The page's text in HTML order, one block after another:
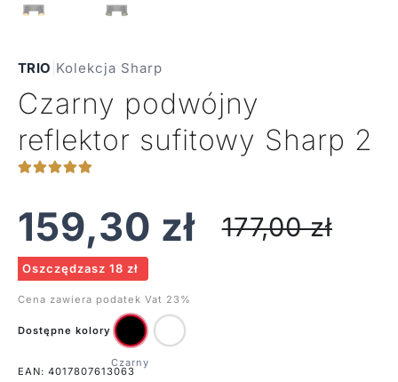
TRIO Kolekcja Sharp
Czarny podwójny
reflektor sufitowy Sharp 2
159,30 zł 177,00zł
Oszczędzasz 18 zł
Cena zawiera podatek Vat 23%
Dostępne kolory
EAN: 4017807613063